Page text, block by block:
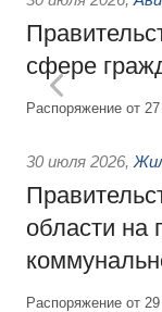
сфере
Распоряжение от
30 июля 2026,
области на
Распоряжение от